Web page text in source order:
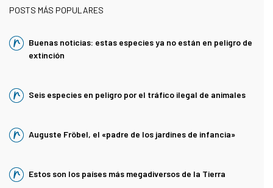
POSTS MÁS POPULARES
Buenas noticias: estas especies ya no están en peligro de
extinción
Seis especies en peligro por el tráfico ilegal de animales
Auguste Fröbel, el «padre de los jardines de infancia»
Estos son los países más megadiversos de la Tierra